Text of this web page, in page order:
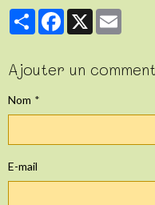
PartagerFacebook
X
Ajouter un
Nom
E-mail